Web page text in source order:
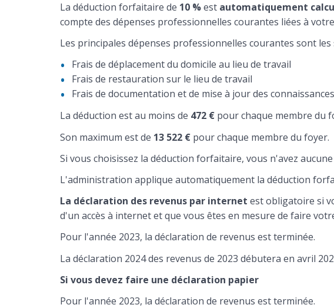
La déduction forfaitaire de 10 %est automatiquement
compte des dépenses professionnelles courantes liées à
Les principales dépenses professionnelles courantes sont les
Frais de déplacement du domicile au lieu de travail
Frais de restauration sur le lieu de travail
Frais de documentation et de mise à jour des
La déduction est au moins de 472 € pour chaque membre du
Son maximum est de 13 522 € pour chaque membre du foyer.
Si vous choisissez la déduction forfaitaire, vous n'avez
L'administration applique automatiquement la déduction
La déclaration des revenus par internet est obligatoire si
d'un accès à internet et que vous êtes en mesure de faire
Pour l'année 2023, la déclaration de revenus est terminée.
La déclaration 2024 des revenus de 2023 débutera en avril
Si vous devez faire une déclaration papier
Pour l'année 2023, la déclaration de revenus est terminée.